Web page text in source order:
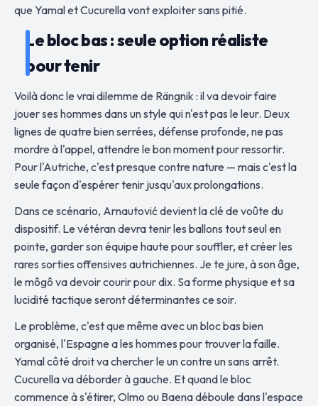
que Yamal et Cucurella vont exploiter sans pitié.
Le bloc bas : seule option réaliste
pour tenir
Voilà donc le vrai dilemme de Rängnik : il va devoir faire
jouer ses hommes dans un style qui n'est pas le leur. Deux
lignes de quatre bien serrées, défense profonde, ne pas
mordre à l'appel, attendre le bon moment pour ressortir.
Pour l'Autriche, c'est presque contre nature — mais c'est la
seule façon d'espérer tenir jusqu'aux prolongations.
Dans ce scénario, Arnautović devient la clé de voûte du
dispositif. Le vétéran devra tenir les ballons tout seul en
pointe, garder son équipe haute pour souffler, et créer les
rares sorties offensives autrichiennes. Je te jure, à son âge,
le môgô va devoir courir pour dix. Sa forme physique et sa
lucidité tactique seront déterminantes ce soir.
Le problème, c'est que même avec un bloc bas bien
organisé, l'Espagne a les hommes pour trouver la faille.
Yamal côté droit va chercher le un contre un sans arrêt.
Cucurella va déborder à gauche. Et quand le bloc
commence à s'étirer, Olmo ou Baena déboule dans l'espace